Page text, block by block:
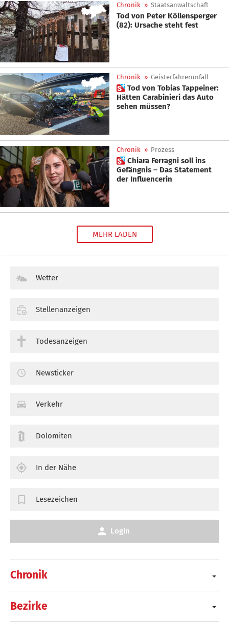
Chronik » Staatsanwaltschaft
Tod von Peter Köllensperger
(82): Ursache steht fest
Chronik » Geisterfahrerunfall
 Tod von Tobias Tappeiner:
Hätten Carabinieri das Auto
sehen müssen?
Chronik » Prozess
 Chiara Ferragni soll ins
Gefängnis – Das Statement
der Influencerin
MEHR LADEN
Chronik
Bezirke
Wetter
Stellenanzeigen
Todesanzeigen
Newsticker
Verkehr
Dolomiten
In der Nähe
Lesezeichen
Login